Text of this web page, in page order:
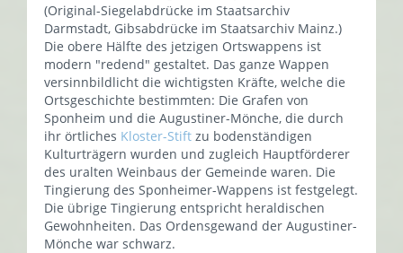
(Original-Siegelabdrücke im Staatsarchiv
Darmstadt, Gibsabdrücke im Staatsarchiv Mainz.)
Die obere Hälfte des jetzigen Ortswappens ist
modern "redend" gestaltet. Das ganze Wappen
versinnbildlicht die wichtigsten Kräfte, welche die
Ortsgeschichte bestimmten: Die Grafen von
Sponheim und die Augustiner-Mönche, die durch
ihr örtliches Kloster-Stift zu bodenständigen
Kulturträgern wurden und zugleich Hauptförderer
des uralten Weinbaus der Gemeinde waren. Die
Tingierung des Sponheimer-Wappens ist festgelegt.
Die übrige Tingierung entspricht heraldischen
Gewohnheiten. Das Ordensgewand der Augustiner-
Mönche war schwarz.